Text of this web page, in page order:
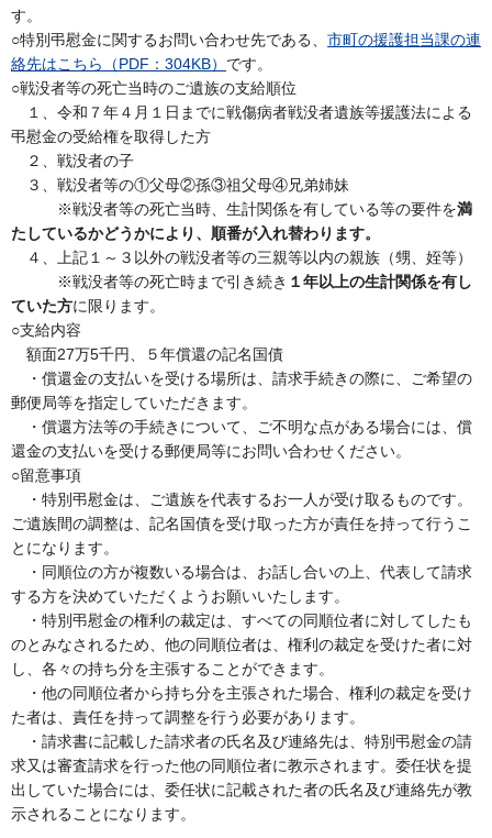
す。
○特別弔慰金に関するお問い合わせ先である、 市町の援護担当課の連
絡先はこちら（PDF：304KB） です。
○戦没者等の死亡当時のご遺族の支給順位
１、令和７年４月１日までに戦傷病者戦没者遺族等援護法による
弔慰金の受給権を取得した方
２、戦没者の子
３、戦没者等の①父母②孫③祖父母④兄弟姉妹
※戦没者等の死亡当時、生計関係を有している等の要件を満
たしているかどうかにより、順番が入れ替わります。
４、上記１～３以外の戦没者等の三親等以内の親族（甥、姪等）
※戦没者等の死亡時まで引き続き １年以上の生計関係を有し
ていた方に限ります。
○支給内容
額面27万5千円、５年償還の記名国債
・償還金の支払いを受ける場所は、請求手続きの際に、ご希望の
郵便局等を指定していただきます。
・償還方法等の手続きについて、ご不明な点がある場合には、償
還金の支払いを受ける郵便局等にお問い合わせください。
○留意事項
・特別弔慰金は、ご遺族を代表するお一人が受け取るものです。
ご遺族間の調整は、記名国債を受け取った方が責任を持って行うこ
とになります。
・同順位の方が複数いる場合は、お話し合いの上、代表して請求
する方を決めていただくようお願いいたします。
・特別弔慰金の権利の裁定は、すべての同順位者に対してしたも
のとみなされるため、他の同順位者は、権利の裁定を受けた者に対
し、各々の持ち分を主張することができます。
・他の同順位者から持ち分を主張された場合、権利の裁定を受け
た者は、責任を持って調整を行う必要があります。
・請求書に記載した請求者の氏名及び連絡先は、特別弔慰金の請
求又は審査請求を行った他の同順位者に教示されます。委任状を提
出していた場合には、委任状に記載された者の氏名及び連絡先が教
示されることになります。